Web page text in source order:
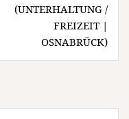
(UNTERHALTUNG /
FREIZEIT |
OSNABRÜCK)